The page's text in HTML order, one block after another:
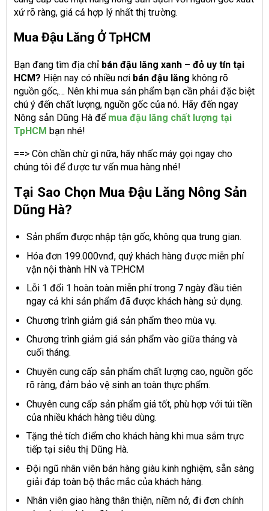
xứ rõ ràng, giá cả hợp lý nhất thị trường.
Mua Đậu Lăng Ở TpHCM
Bạn đang tìm địa chỉ bán đậu lăng xanh – đỏ uy tín tại
HCM? Hiện nay có nhiều nơi bán đậu lăng không rõ
nguồn gốc,… Nên khi mua sản phẩm bạn cần phải đặc biệt
chú ý đến chất lượng, nguồn gốc của nó. Hãy đến ngay
Nông sản Dũng Hà để mua đậu lăng chất lượng tại
TpHCM bạn nhé!
==> Còn chần chừ gì nữa, hãy nhấc máy gọi ngay cho
chúng tôi để được tư vấn mua hàng nhé!
Tại Sao Chọn Mua Đậu Lăng Nông Sản
Dũng Hà?
Sản phẩm được nhập tận gốc, không qua trung gian.
Hóa đơn 199.000vnđ, quý khách hàng được miễn phí
vận nội thành HN và TP.HCM
Lỗi 1 đổi 1 hoàn toàn miễn phí trong 7 ngày đầu tiên
ngay cả khi sản phẩm đã được khách hàng sử dụng.
Chương trình giảm giá sản phẩm theo mùa vụ.
Chương trình giảm giá sản phẩm vào giữa tháng và
cuối tháng.
Chuyên cung cấp sản phẩm chất lượng cao, nguồn gốc
rõ ràng, đảm bảo vệ sinh an toàn thực phẩm.
Chuyên cung cấp sản phẩm giá tốt, phù hợp với túi tiền
của nhiều khách hàng tiêu dùng.
Tặng thẻ tích điểm cho khách hàng khi mua sắm trực
tiếp tại siêu thị Dũng Hà.
Đội ngũ nhân viên bán hàng giàu kinh nghiệm, sẵn sàng
giải đáp toàn bộ thắc mắc của khách hàng.
Nhân viên giao hàng thân thiện, niềm nở, đi đơn chính